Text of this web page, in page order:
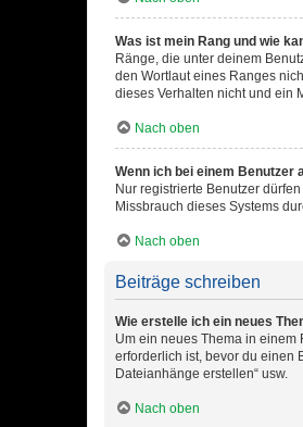
Was ist mein Rang und wie
Ränge, die unter deinem
den Wortlaut eines Ranges
dieses Verhalten nicht und ein
Nach oben
Wenn ich bei einem Benutzer
Nur registrierte Benutzer
Missbrauch dieses Systems
Nach oben
Beiträge schreiben
Wie erstelle ich ein neues
Um ein neues Thema in einem
erforderlich ist, bevor du einen
Dateianhänge erstellen“ usw.
Nach oben